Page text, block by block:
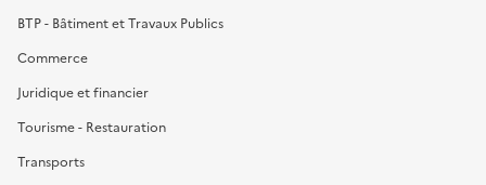
BTP - Bâtiment et Travaux Publics
Commerce
Juridique et financier
Tourisme - Restauration
Transports